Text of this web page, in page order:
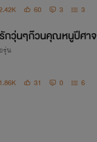
60 3 3
รักวุ่นๆก๊วนคุณหนูปีศาจ
รุ่น
1.86K 31 0 6